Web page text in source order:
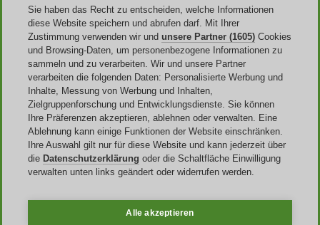
FAQ
AGB
Impressum
Transparenz
Discoup Team
Nachrichte
Alle Geschäfte
Alle Kategorien
Rabattleitfaden
Events
Sale
Back to School
Amazon Prime Day
Sie haben das Recht zu entscheiden, welche Informationen
diese Website speichern und abrufen darf. Mit Ihrer
Zustimmung verwenden wir und unsere Partner (1605) Cookies
und Browsing-Daten, um personenbezogene Informationen zu
sammeln und zu verarbeiten. Wir und unsere Partner
verarbeiten die folgenden Daten: Personalisierte Werbung und
Inhalte, Messung von Werbung und Inhalten,
Zielgruppenforschung und Entwicklungsdienste. Sie können
Ihre Präferenzen akzeptieren, ablehnen oder verwalten. Eine
Ablehnung kann einige Funktionen der Website einschränken.
Ihre Auswahl gilt nur für diese Website und kann jederzeit über
die Datenschutzerklärung oder die Schaltfläche Einwilligung
verwalten unten links geändert oder widerrufen werden.
Alle akzeptieren